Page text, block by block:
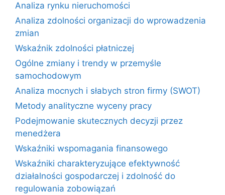
Analiza rynku nieruchomości
Analiza zdolności organizacji do wprowadzenia
zmian
Wskaźnik zdolności płatniczej
Ogólne zmiany i trendy w przemyśle
samochodowym
Analiza mocnych i słabych stron firmy (SWOT)
Metody analityczne wyceny pracy
Podejmowanie skutecznych decyzji przez
menedżera
Wskaźniki wspomagania finansowego
Wskaźniki charakteryzujące efektywność
działalności gospodarczej i zdolność do
regulowania zobowiązań